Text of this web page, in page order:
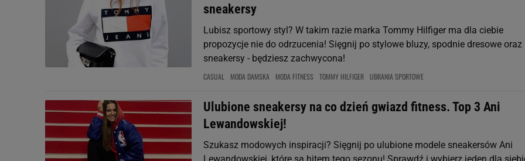
sneakersy
Lubisz sportowy styl? W takim razie marka Tommy Hilfiger ma dla ciebie
propozycje nie do odrzucenia! Sięgnij po stylowe bluzy, spodnie dresowe oraz
sneakersy - będziesz zachwycona!
CASUAL MODA DAMSKA MODA FITNESS TOMMY HILFIGER UBRANIA SPORTOWE
Ulubione sneakersy na co dzień gwiazd fitness. Top 3 Ani
Lewandowskiej!
Szukasz modowych inspiracji? Sięgnij po ulubione modele sneakersów Ani